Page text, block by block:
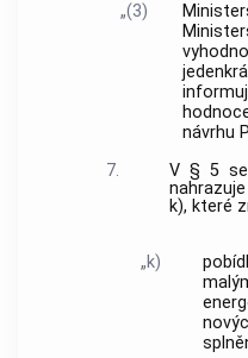
„(3)
návrhu
7.
V § 5
k), které
„k)